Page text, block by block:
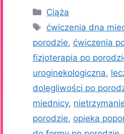
Kategorie
Ciąża
Tagi
ćwiczenia dna
porodzie, ćwiczenia
fizjoterapia po
uroginekologiczna,
dolegliwości po
miednicy,
porodzie, opieka